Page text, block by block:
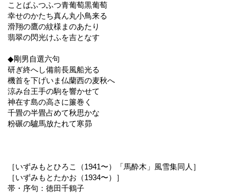
ことばふつふつ青葡萄黒葡萄
幸せのかたち真ん丸小鳥来る
滑翔の鷹の紋様まのあたり
翡翠の閃光けふを吉となす
◆剛男自選六句
研ぎ終へし備前長風船光る
機首を下げいま仏蘭西の麦秋へ
涼み台王手の駒を響かせて
神在す島の高さに簾巻く
千畳の半畳占めて秋思かな
粉碾の驢馬放たれて寒昴
［いずみもとひろこ（1941〜）「馬酔木」風雪集同人］
［いずみもとたかお（1934〜）］
帯・序句：徳田千鶴子